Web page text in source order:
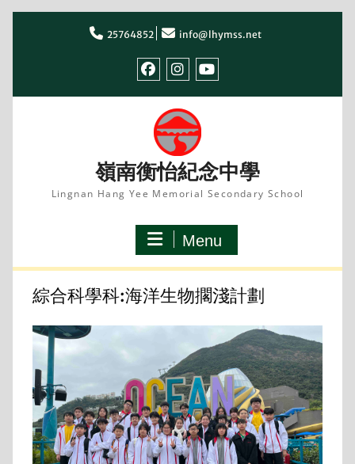
25764852 info@lhymss.net
嶺南衡怡紀念中學
Lingnan Hang Yee Memorial Secondary School
Menu
綜合科學科:海洋生物擱淺計劃